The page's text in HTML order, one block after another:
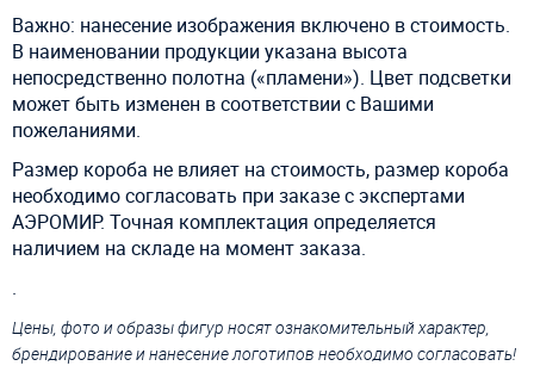
Важно: нанесение изображения включено в стоимость.
В наименовании продукции указана высота
непосредственно полотна («пламени»). Цвет подсветки
может быть изменен в соответствии с Вашими
пожеланиями.
Размер короба не влияет на стоимость, размер короба
необходимо согласовать при заказе с экспертами
АЭРОМИР. Точная комплектация определяется
наличием на складе на момент заказа.
.
Цены, фото и образы фигур носят ознакомительный характер,
брендирование и нанесение логотипов необходимо согласовать!